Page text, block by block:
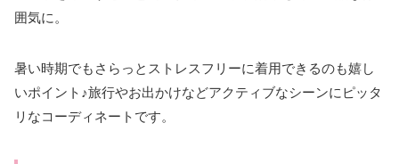
囲気に。
暑い時期でもさらっとストレスフリーに着用できるのも嬉し
いポイント♪旅行やお出かけなどアクティブなシーンにピッタ
リなコーディネートです。